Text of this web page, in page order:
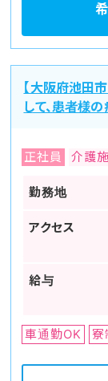
【大阪府池田
して、患者様
正社員 介護
勤務地
アクセス
給与
車通勤OK 寮